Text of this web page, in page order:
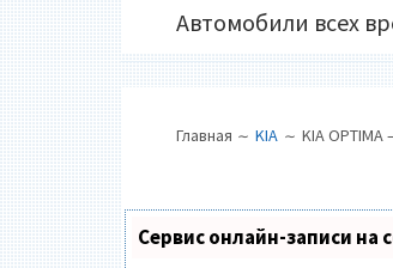
Автомобили всех
МЕНЮ
САЙТЕ
(ХЛЕБНЫЕ
Главная KIA KIA
Сервис онлайн-записи на